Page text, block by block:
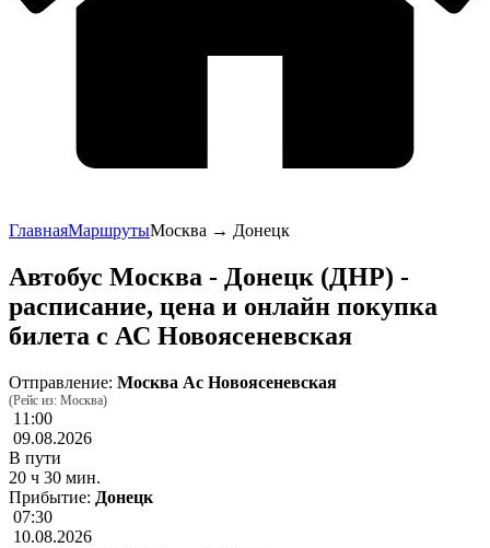
ГлавнаяМаршрутыМосква → Донецк
Автобус Москва - Донецк (ДНР) -
расписание, цена и онлайн покупка
билета с АС Новоясеневская
Отправление: Москва Ас Новоясеневская
(Рейс из: Москва)
11:00
09.08.2026
В пути
20 ч 30 мин.
Прибытие: Донецк
07:30
10.08.2026